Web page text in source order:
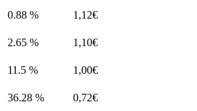
0.88 % 1,12€
2.65 % 1,10€
11.5 % 1,00€
36.28 % 0,72€